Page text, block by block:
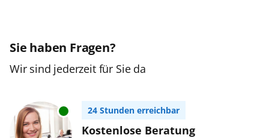
Sie haben Fragen?
Wir sind jederzeit für Sie da
24 Stunden erreichbar
Kostenlose Beratung